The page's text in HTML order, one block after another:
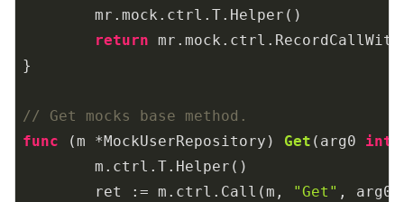
return
}
// Get mocks base method.
func
(m *MockUserRepository) Get (arg0 int
	ret := m.ctrl.Call(m,
"Get" , arg0)